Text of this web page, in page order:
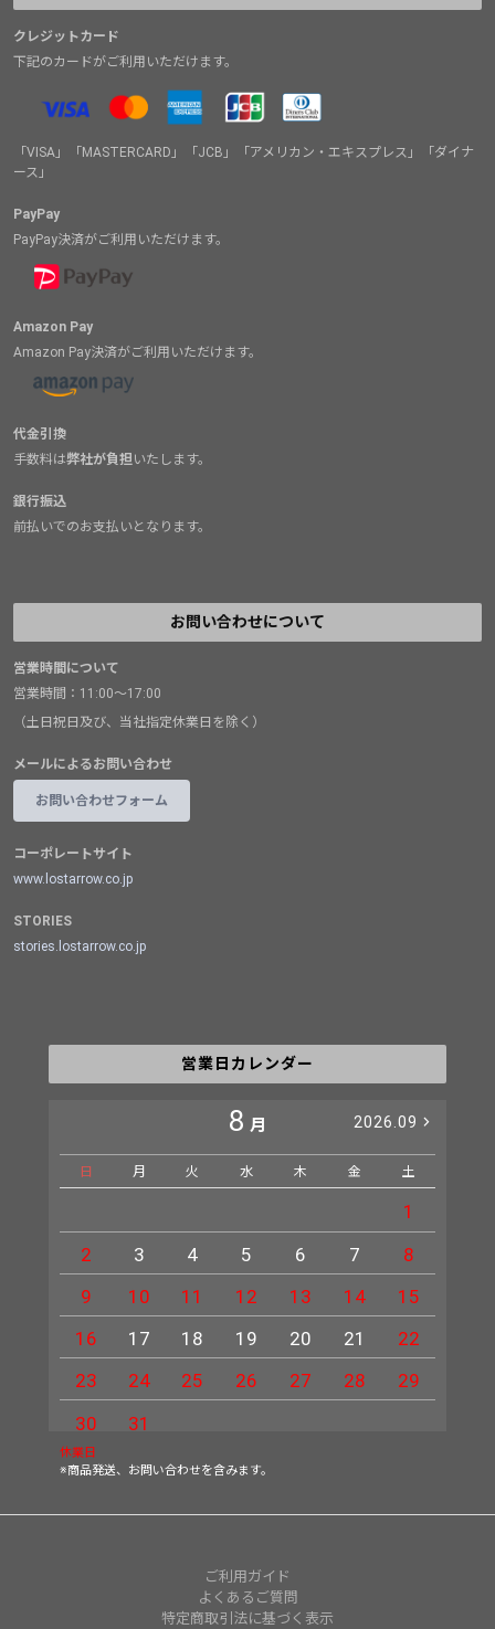
クレジットカード
下記のカードがご利用いただけます。
「VISA」「MASTERCARD」「JCB」「アメリカン・エキスプレス」「ダイナ
ース」
PayPay
PayPay決済がご利用いただけます。
Amazon Pay
Amazon Pay決済がご利用いただけます。
代金引換
手数料は弊社が負担いたします。
銀行振込
前払いでのお支払いとなります。
お問い合わせについて
営業時間について
営業時間：11:00～17:00
（土日祝日及び、当社指定休業日を除く）
メールによるお問い合わせ
お問い合わせフォーム
コーポレートサイト
www.lostarrow.co.jp
STORIES
stories.lostarrow.co.jp
営業日カレンダー
8 月 2026.09
日 月 火 水 木 金 土
1
2
3 4 5 6 7
8
9
10 11 12 13 14
15
16
17 18 19 20 21
22
23
24 25 26 27 28
29
30
31
休業日
※商品発送、お問い合わせを含みます。
ご利用ガイド
よくあるご質問
特定商取引法に基づく表示